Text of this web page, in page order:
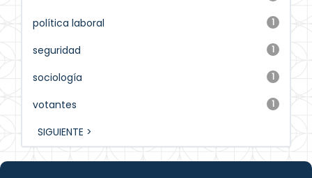
1
política laboral
1
seguridad
1
sociología
1
votantes
SIGUIENTE >